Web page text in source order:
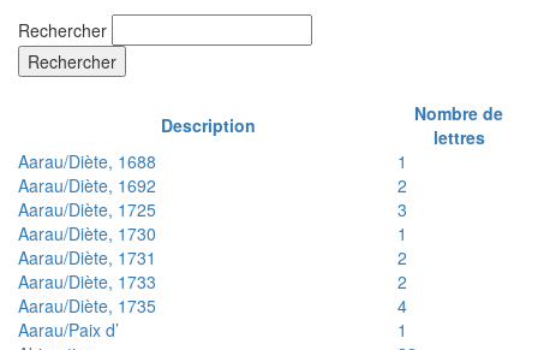
Rechercher
Rechercher
Description
Nombre de
lettres
Aarau/Diète, 1688
1
Aarau/Diète, 1692
2
Aarau/Diète, 1725
3
Aarau/Diète, 1730
1
Aarau/Diète, 1731
2
Aarau/Diète, 1733
2
Aarau/Diète, 1735
4
Aarau/Paix d’
1